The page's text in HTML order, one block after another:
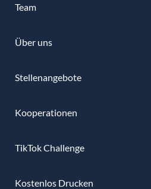
Team
Über uns
Stellenangebote
Kooperationen
TikTok Challenge
Kostenlos Drucken